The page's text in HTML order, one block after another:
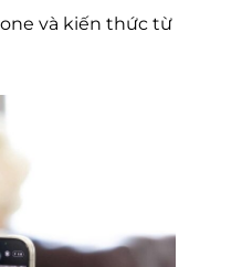
và kiến thức từ